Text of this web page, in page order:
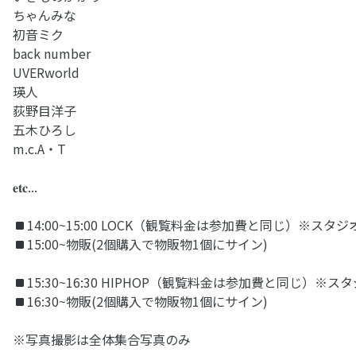
ちゃんみな
初音ミク
back number
UVERworld
瑛人
荻野目洋子
五木ひろし
m.c.A・T
𝐞𝐭𝐜...
14:00~15:00 LOCK（観覧料金は参加費と同じ）※スタジ
15:00~物販(2個購入で物販物1個にサイン)
15:30~16:30 HIPHOP（観覧料金は参加費と同じ）※ス
16:30~物販(2個購入で物販物1個にサイン)
※写真撮影は全体集合写真のみ